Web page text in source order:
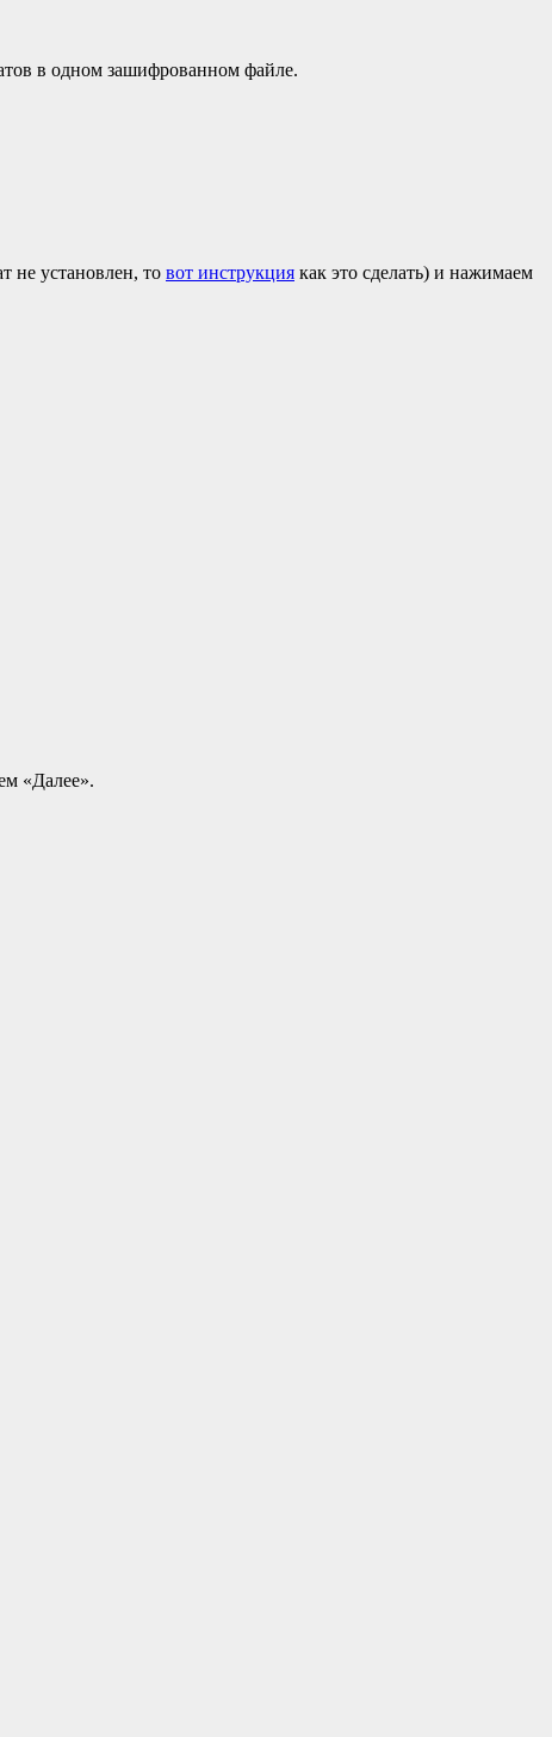
в одном зашифрованном файле.
не установлен, то вот инструкция как это сделать) и нажимаем
«Далее».